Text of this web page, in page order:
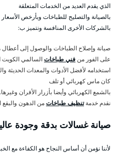
الذي يقدم العديد من الخدمات المتعلقة
بالصيانة والتصليح للطباخات وبأرخص
بالشركات الأخرى المنافسة ونتميز ب:
صيانة وإصلاح الطباخات والوصول إلى
على الفور من فني طباخاتالسالمي الكويت
استخدامه لأفضل الأدوات والمعدات الحديثة
كان ماس كهربائي أو تلف
بالشمع الكهربائي وأيضا بأزرار الأفران وغيرها.
نقدم خدمةتنظيف طباخاتمن الدهون
صيانة غسالات بدقة وجودة
لأننا نؤمن أن أساس النجاح هو الكفاءة مع